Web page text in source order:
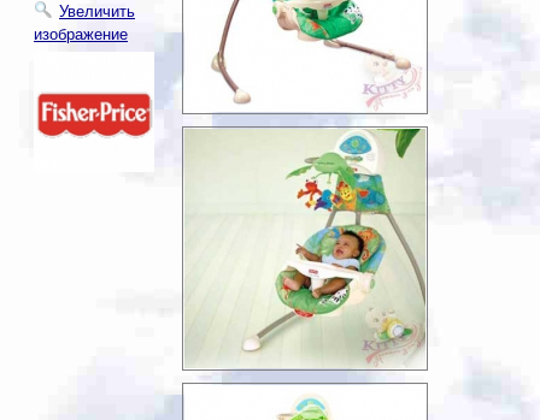
Увеличить
изображение